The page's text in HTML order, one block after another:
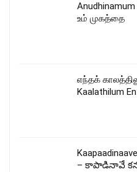
உம் முகத்தை
எந்தக்
Kaalathilum
– కాపాడినావే